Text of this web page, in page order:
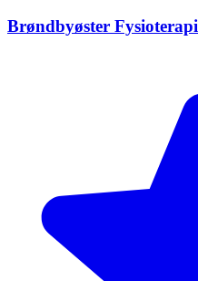
Brøndbyøster Fysioterapi